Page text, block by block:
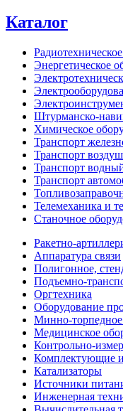
Каталог
Энергетическое
Штурманско-
Химическое
Транспорт
Транспорт
Транспорт
Транспорт
Телемеханика и
Станочное
Ракетно-
Аппаратура связи
Полигонное,
Подъемно-
Оргтехника
Оборудование
Минно-
Медицинское
Контрольно-
Комплектующие и
Катализаторы
Источники
Инженерная